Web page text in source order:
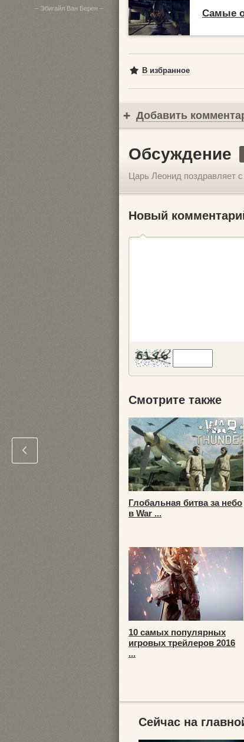
– Эбигайл Ван Берен – Самые
В избранное
Добавить
Обсуждение
Царь Леонид поздравляет
Новый
Смотрите также
Глобальная битва за небо
в War ...
10 самых популярных
игровых трейлеров 2016
...
Сейчас на